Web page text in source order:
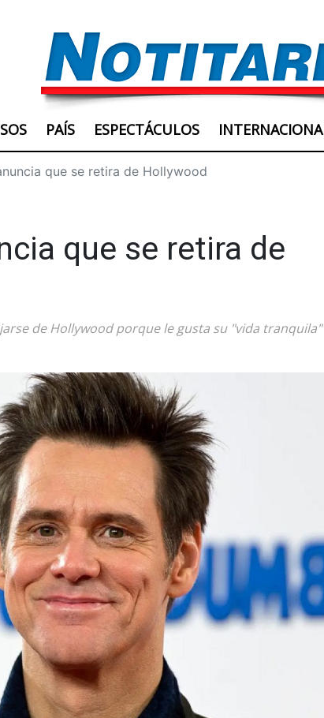
PAÍS ESPECTÁCULOS
que se retira de Hollywood
que se retira de
de Hollywood porque le gusta su "vida tranquila"